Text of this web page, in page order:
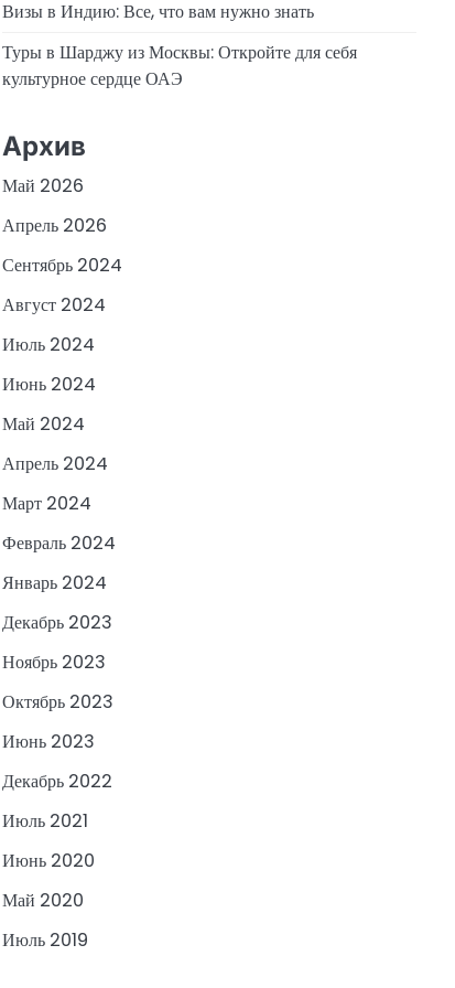
Визы в Индию: Все, что вам нужно знать
Туры в Шарджу из Москвы: Откройте для себя
культурное сердце ОАЭ
Архив
Май 2026
Апрель 2026
Сентябрь 2024
Август 2024
Июль 2024
Июнь 2024
Май 2024
Апрель 2024
Март 2024
Февраль 2024
Январь 2024
Декабрь 2023
Ноябрь 2023
Октябрь 2023
Июнь 2023
Декабрь 2022
Июль 2021
Июнь 2020
Май 2020
Июль 2019